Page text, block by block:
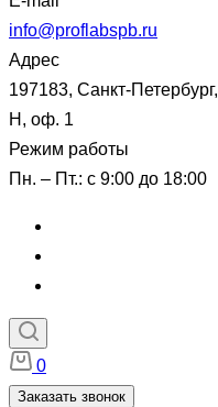
info@proflabspb.ru
Адрес
197183, Санкт-
Н, оф. 1
Режим работы
Пн. – Пт.: с 9:00 до 18:00
0
Заказать звонок